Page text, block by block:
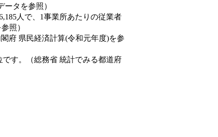
タを参照）
人で、1事業所あたりの従業者
照）
府 県民経済計算(令和元年度)を参
す。（総務省 統計でみる都道府